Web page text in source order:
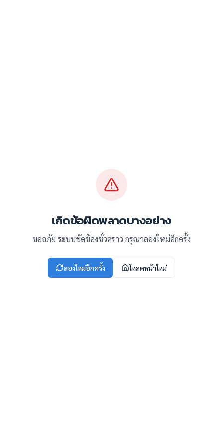
เกิดข้อผิดพลาดบางอย่าง
ขออภัย ระบบขัดข้องชั่วคราว กรุณาลองใหม่อีกครั้ง
ลองใหม่อีกครั้ง โหลดหน้าใหม่